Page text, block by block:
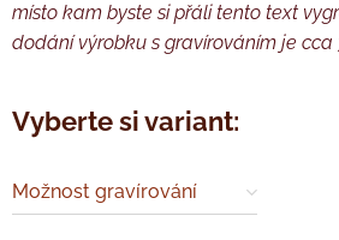
místo kam byste si přáli tento text
dodání výrobku s gravírováním je cca
Vyberte si variant:
Možnost gravírování